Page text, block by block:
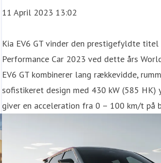
11 April 2023 13:02
Kia EV6 GT vinder den prestigefyldte titel
Performance Car 2023 ved dette års
EV6 GT kombinerer lang rækkevidde,
sofistikeret design med 430 kW (585 HK)
giver en acceleration fra 0 – 100 km/t på